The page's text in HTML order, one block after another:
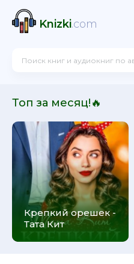
Knizki.com
Топ за месяц!🔥
Крепкий орешек -
Тата Кит